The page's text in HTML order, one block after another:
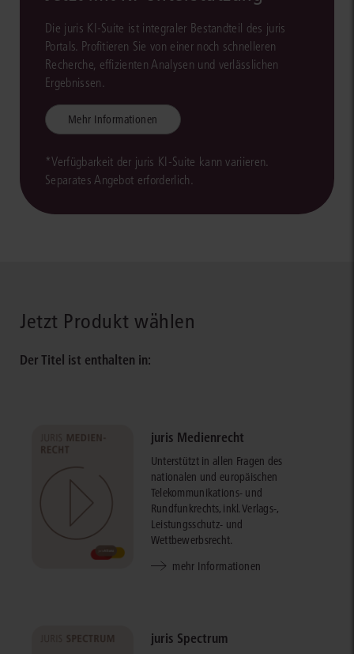
Die juris KI-Suite ist integraler Bestandteil des juris
Portals. Profitieren Sie von einer noch schnelleren
Recherche, effizienten Analysen und verlässlichen
Ergebnissen.
Mehr Informationen
*Verfügbarkeit der juris KI-Suite kann variieren.
Separates Angebot erforderlich.
Jetzt Produkt wählen
Der Titel ist enthalten in:
juris Medienrecht
Unterstützt in allen Fragen des
nationalen und europäischen
Telekommunikations- und
Rundfunkrechts, inkl. Verlags-,
Leistungsschutz- und
Wettbewerbsrecht.
mehr Informationen
juris Spectrum